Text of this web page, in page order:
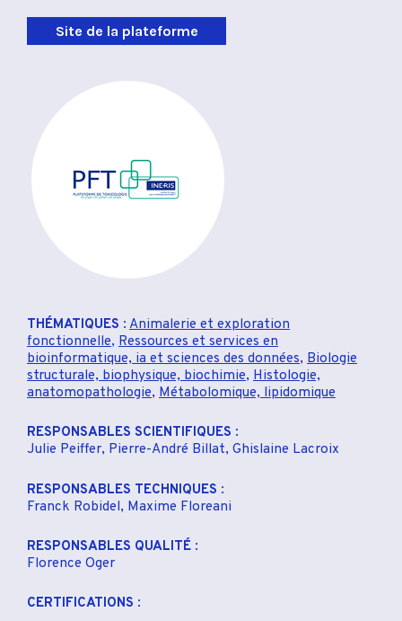
Site de la plateforme
THÉMATIQUES : Animalerie et exploration
fonctionnelle, Ressources et services en
bioinformatique, ia et sciences des données, Biologie
structurale, biophysique, biochimie, Histologie,
anatomopathologie, Métabolomique, lipidomique
RESPONSABLES SCIENTIFIQUES :
Julie Peiffer, Pierre-André Billat, Ghislaine Lacroix
RESPONSABLES TECHNIQUES :
Franck Robidel, Maxime Floreani
RESPONSABLES QUALITÉ :
Florence Oger
CERTIFICATIONS :